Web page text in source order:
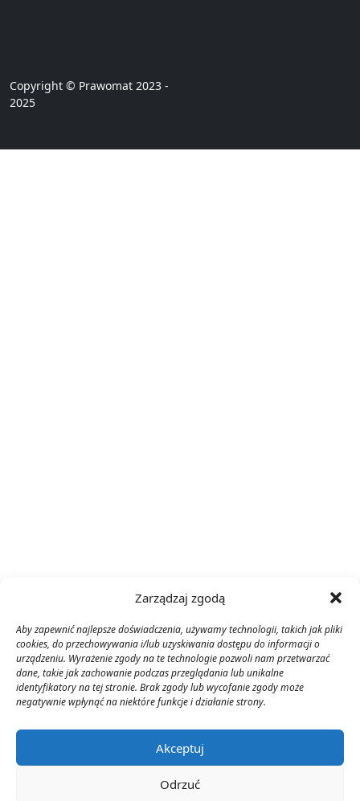
Zarządzaj zgodą
Aby zapewnić najlepsze doświadczenia, używamy technologii, takich jak pliki
cookies, do przechowywania i/lub uzyskiwania dostępu do informacji o
urządzeniu. Wyrażenie zgody na te technologie pozwoli nam przetwarzać
dane, takie jak zachowanie podczas przeglądania lub unikalne
identyfikatory na tej stronie. Brak zgody lub wycofanie zgody może
negatywnie wpłynąć na niektóre funkcje i działanie strony.
Akceptuj
Odrzuć
Copyright © Prawomat 2023 -
2025